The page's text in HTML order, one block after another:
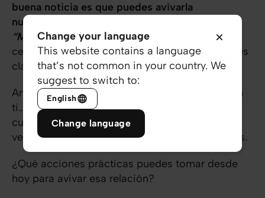
buena noticia es que puedes avivarla
nuevamente.
“Me libró, porque se agradó de mí”.
¡Él tenía la
certeza de que Dios lo amaba! Esa seguridad es
clave para experimentar su victoria en tu vida.
Amigo/a,Dios no está buscando perfección en
ti… está buscando una conexión real contigo. Y
cuando decides caminar con Él, comenzarás a
ver su favor manifestarse de maneras increíbles.
¿Qué acciones prácticas puedes tomar desde
hoy para avivar esa relación?
Change your language
This website contains a language
that’s not common in your country. We
suggest to switch to:
English
Change language